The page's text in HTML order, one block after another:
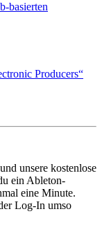
basierten
Producers“
unsere kostenlose
ein Ableton-
eine Minute.
Log-In umso